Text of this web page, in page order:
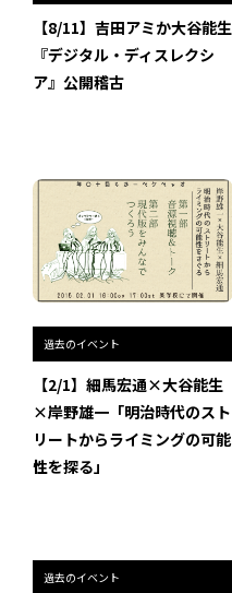
【8/11】吉田アミか大谷能生
『デジタル・ディスレクシ
ア』公開稽古
過去のイベント
【2/1】細馬宏通×大谷能生
×岸野雄一「明治時代のスト
リートからライミングの可能
性を探る」
過去のイベント